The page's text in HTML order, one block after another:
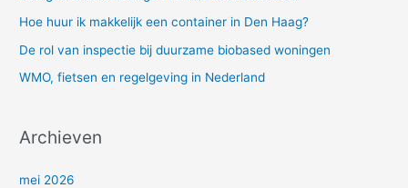
:
Hoe huur ik makkelijk een container in Den Haag?
De rol van inspectie bij duurzame biobased woningen
WMO, fietsen en regelgeving in Nederland
Archieven
mei 2026